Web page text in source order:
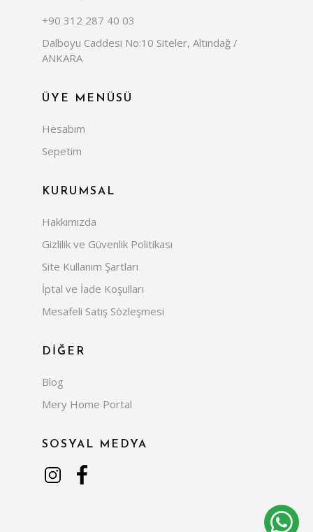
+90 312 287 40 03
Dalboyu Caddesi No:10 Siteler, Altındağ /
ANKARA
ÜYE MENÜSÜ
Hesabım
Sepetim
KURUMSAL
Hakkımızda
Gizlilik ve Güvenlik Politikası
Site Kullanım Şartları
İptal ve İade Koşulları
Mesafeli Satış Sözleşmesi
DİĞER
Blog
Mery Home Portal
SOSYAL MEDYA